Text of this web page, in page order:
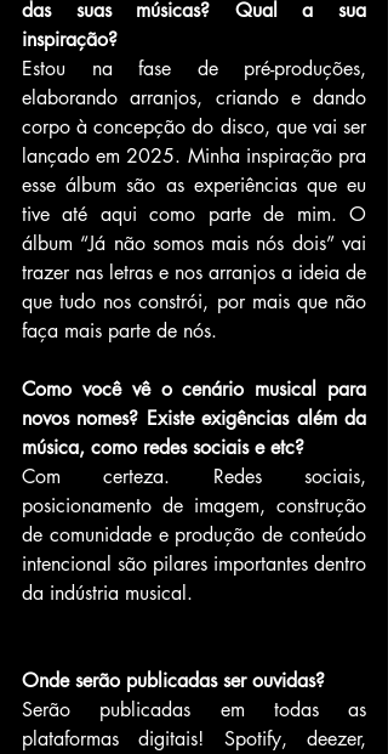
das suas músicas? Qual a sua
inspiração?
Estou na fase de pré-produções,
elaborando arranjos, criando e dando
corpo à concepção do disco, que vai ser
lançado em 2025. Minha inspiração pra
esse álbum são as experiências que eu
tive até aqui como parte de mim. O
álbum “Já não somos mais nós dois” vai
trazer nas letras e nos arranjos a ideia de
que tudo nos constrói, por mais que não
faça mais parte de nós.
Como você vê o cenário musical para
novos nomes? Existe exigências além da
música, como redes sociais e etc?
Com certeza. Redes sociais,
posicionamento de imagem, construção
de comunidade e produção de conteúdo
intencional são pilares importantes dentro
da indústria musical.
Onde serão publicadas ser ouvidas?
Serão publicadas em todas as
plataformas digitais! Spotify, deezer,